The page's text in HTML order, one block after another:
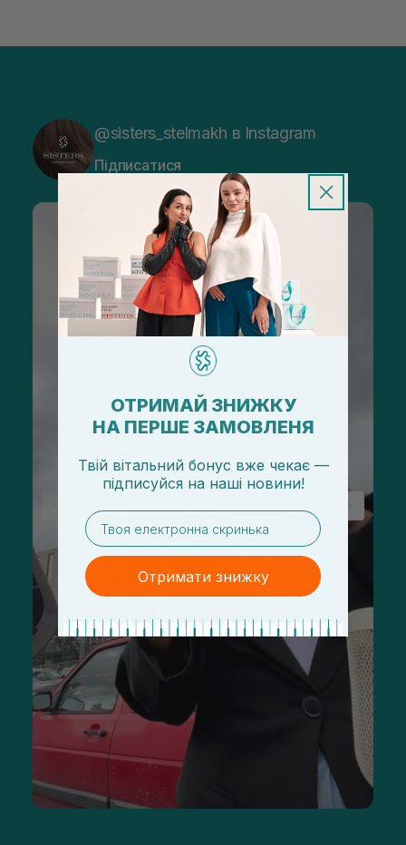
@sisters_stelmakh в Instagram
Підписатися
ОТРИМАЙ ЗНИЖКУ
НА ПЕРШЕ ЗАМОВЛЕНЯ
Твій вітальний бонус вже чекає —
підписуйся на наші новини!
email
Отримати знижку